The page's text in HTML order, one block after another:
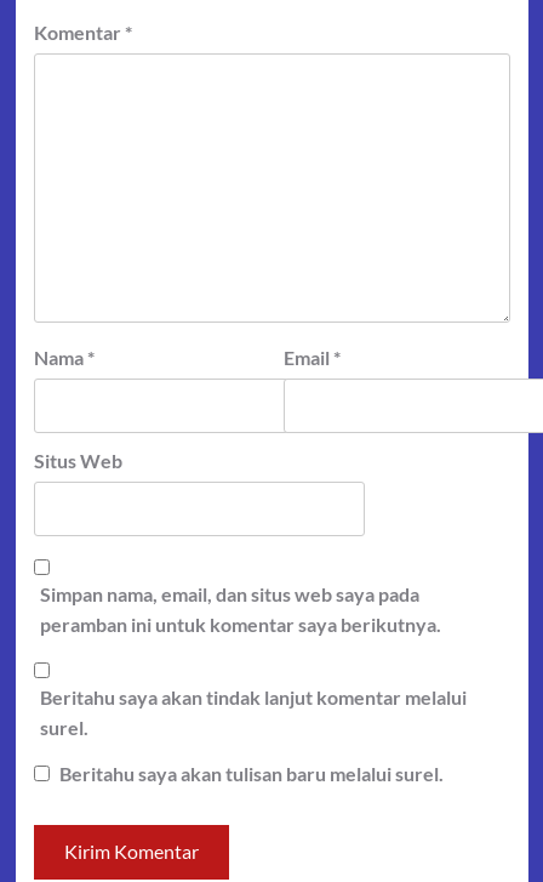
Komentar *
Nama * Email *
Situs Web
Simpan nama, email, dan situs web saya pada
peramban ini untuk komentar saya berikutnya.
Beritahu saya akan tindak lanjut komentar melalui
surel.
Beritahu saya akan tulisan baru melalui surel.